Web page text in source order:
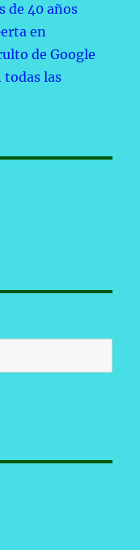
de 40 años
en
de Google
todas las